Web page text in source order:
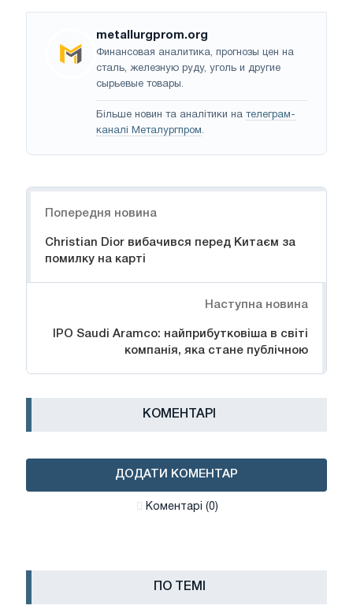
metallurgprom.org
Финансовая аналитика, прогнозы цен на
сталь, железную руду, уголь и другие
сырьевые товары.
Більше новин та аналітики на телеграм-
каналі Металургпром.
Попередня новина
Christian Dior вибачився перед Китаєм за
помилку на карті
Наступна новина
IPO Saudi Aramco: найприбутковіша в світі
компанія, яка стане публічною
КОМЕНТАРІ
ДОДАТИ КОМЕНТАР
Коментарі (0)
ПО ТЕМІ